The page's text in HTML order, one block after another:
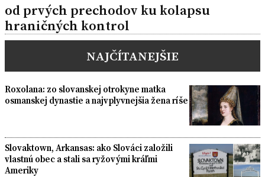
od prvých prechodov ku kolapsu
hraničných kontrol
NAJČÍTANEJŠIE
Roxolana: zo slovanskej otrokyne matka
osmanskej dynastie a najvplyvnejšia žena ríše
Slovaktown, Arkansas: ako Slováci založili
vlastnú obec a stali sa ryžovými kráľmi
Ameriky